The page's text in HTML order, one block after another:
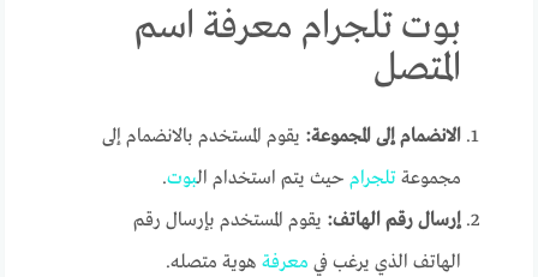
بوت تلجرام معرفة اسم
المتصل
الانضمام إلى المجموعة: يقوم المستخدم بالانضمام إلى
مجموعةتلجرام حيث يتم استخدام البوت.
إرسال رقم الهاتف: يقوم المستخدم بإرسال رقم
الهاتف الذي يرغب في معرفة هوية متصله.